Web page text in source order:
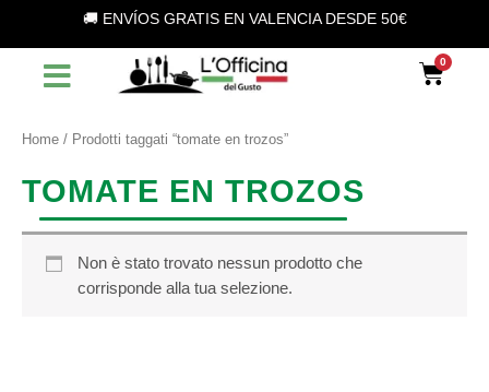
contenuto
🚚 ENVÍOS GRATIS EN VALENCIA DESDE 50€
l
o
a
Home / Prodotti taggati “tomate en trozos”
TOMATE EN TROZOS
Non è stato trovato nessun prodotto che
corrisponde alla tua selezione.